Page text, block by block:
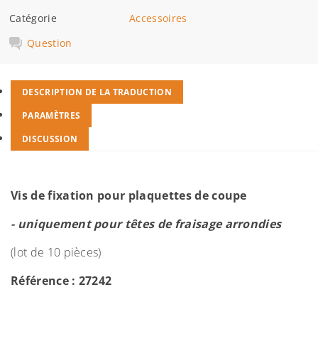
Catégorie
Accessoires
Question
DESCRIPTION DE LA TRADUCTION
PARAMÈTRES
DISCUSSION
Vis de fixation pour plaquettes de coupe
- uniquement pour têtes de fraisage arrondies
(lot de 10 pièces)
Référence : 27242